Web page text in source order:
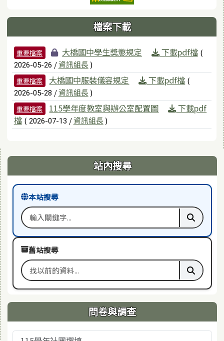
檔案下載
檔案列表
重要檔案 大橋國中學生獎懲規定 下載pdf檔 (
2026-05-26 /資訊組長 )
重要檔案 大橋國中服裝儀容規定 下載pdf檔 (
2026-05-28 /資訊組長 )
重要檔案 115學年度教室與辦公室配置圖
下載pdf
檔 ( 2026-07-13 /資訊組長 )
右邊區域內容 站內搜尋
本站搜尋
搜尋關鍵字 執行本
舊站搜尋
搜尋舊站關鍵字 執行舊
問卷與調查